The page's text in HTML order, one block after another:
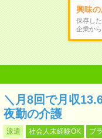
興味
保存し
企業か
＼月8回で月収
夜勤の介護
派遣 社会人未経験OK ブ